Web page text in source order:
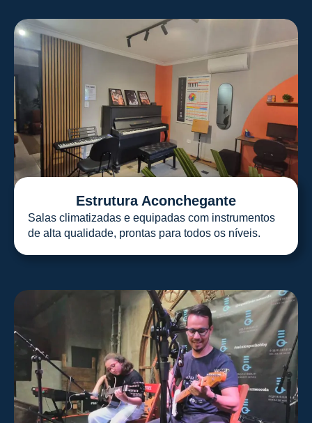
Estrutura Aconchegante
Salas climatizadas e equipadas com instrumentos
de alta qualidade, prontas para todos os níveis.